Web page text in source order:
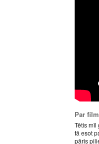
Par
Tētis mīl
tā esot
pāris